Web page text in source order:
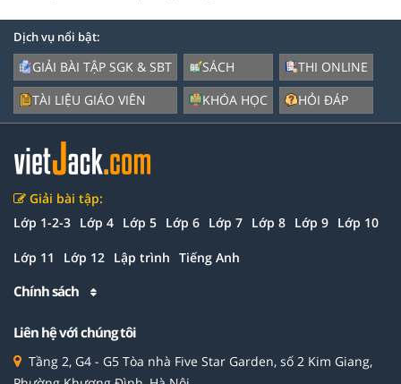
Dịch vụ nổi bật:
GIẢI BÀI TẬP SGK & SBT
TÀI LIỆU GIÁO VIÊN
SÁCH
KHÓA HỌC
THI ONLINE
HỎI ĐÁP
Giải bài tập:
Lớp 1-2-3 Lớp 4 Lớp 5 Lớp 6 Lớp 7 Lớp 8 Lớp 9 Lớp 10
Lớp 11 Lớp 12 Lập trình Tiếng Anh
Chính sách
Liên hệ với chúng tôi
Tầng 2, G4 - G5 Tòa nhà Five Star Garden, số 2 Kim Giang,